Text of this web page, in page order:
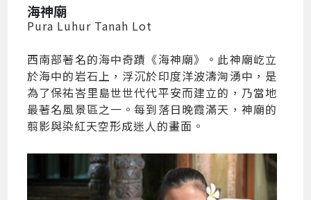
海神廟
Pura Luhur Tanah Lot
西南部著名的海中奇蹟《海神廟》。此神廟屹立
於海中的岩石上，浮沉於印度洋波濤洶湧中，是
為了保祐峇里島世世代代平安而建立的，乃當地
最著名風景區之一。每到落日晚霞滿天，神廟的
翦影與染紅天空形成迷人的畫面。